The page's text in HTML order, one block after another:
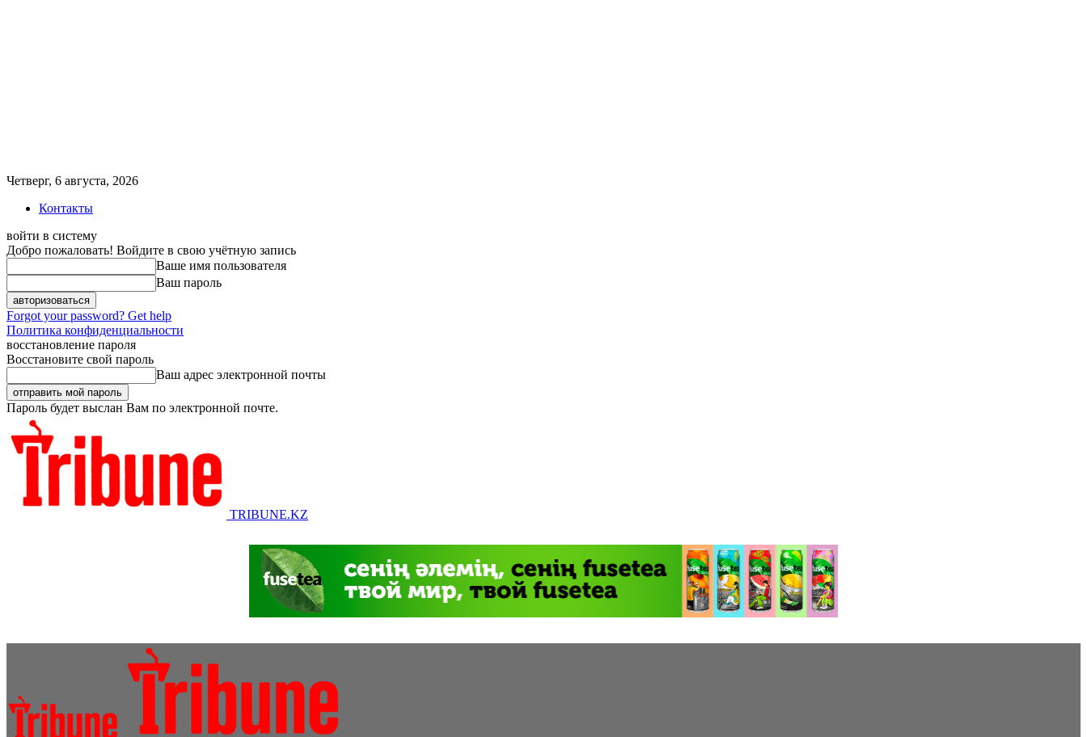
Четверг, 6 августа, 2026
Контакты
войти в систему
Добро пожаловать! Войдите в свою учётную запись
Ваше имя пользователя
Ваш пароль
Forgot your password? Get help
Политика конфиденциальности
восстановление пароля
Восстановите свой пароль
Ваш адрес электронной почты
Пароль будет выслан Вам по электронной почте.
TRIBUNE.KZ